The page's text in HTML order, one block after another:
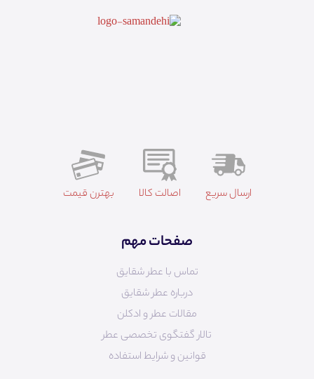
ارسال سریع اصالت کالا بهترن قیمت
صفحات مهم
تماس با عطر شقایق
درباره عطر شقایق
مقالات عطر و ادکلن
تالار گفتگوی تخصصی عطر
قوانین و شرایط استفاده